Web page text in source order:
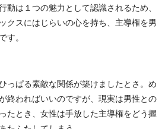
動は１つの魅力として認識されるため、
クスにはじらいの心を持ち、主導権を男
す。
っぱる素敵な関係が築けましたとさ。め
わればいいのですが、現実は男性との
たとき、女性は手放した主導権をどう握